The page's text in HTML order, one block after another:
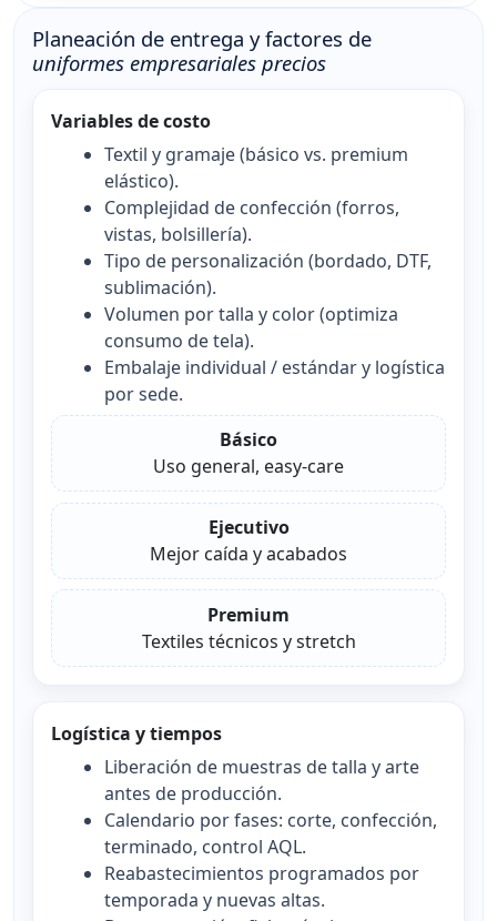
Planeación de entrega y factores de
uniformes empresariales precios
Variables de costo
Textil y gramaje (básico vs. premium
elástico).
Complejidad de confección (forros,
vistas, bolsillería).
Tipo de personalización (bordado, DTF,
sublimación).
Volumen por talla y color (optimiza
consumo de tela).
Embalaje individual / estándar y logística
por sede.
Básico
Uso general, easy-care
Ejecutivo
Mejor caída y acabados
Premium
Textiles técnicos y stretch
Logística y tiempos
Liberación de muestras de talla y arte
antes de producción.
Calendario por fases: corte, confección,
terminado, control AQL.
Reabastecimientos programados por
temporada y nuevas altas.